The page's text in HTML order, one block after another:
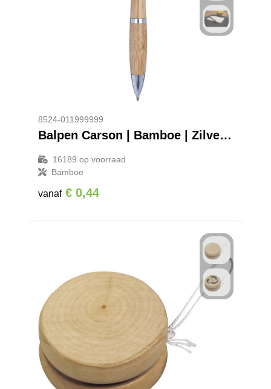
8524-011999999
Balpen Carson | Bamboe | Zilverdetails
16189 op voorraad
Bamboe
vanaf € 0,44